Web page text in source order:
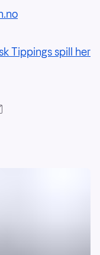
Tippings spill her